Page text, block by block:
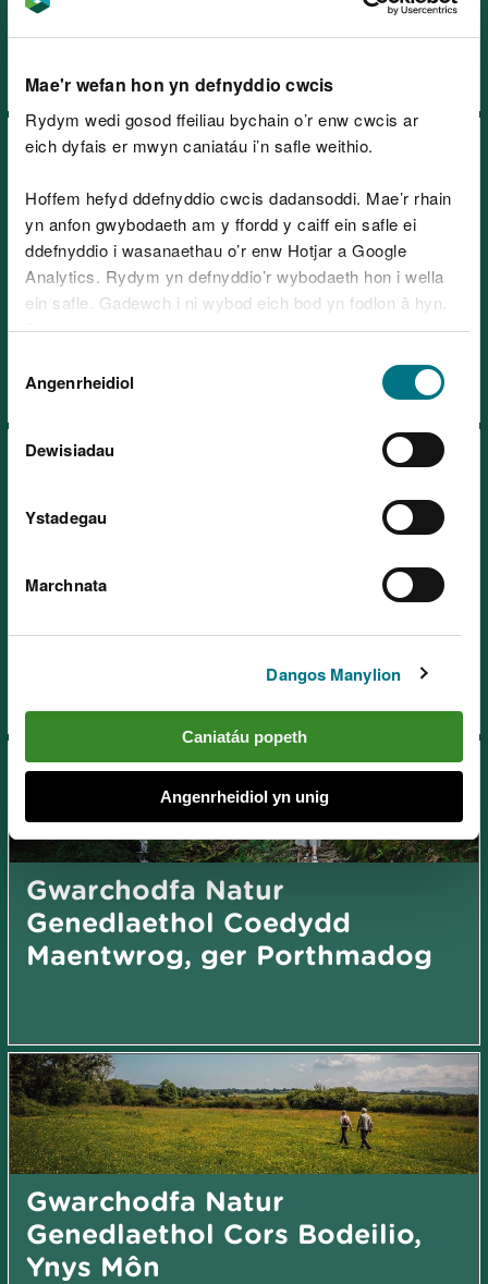
Mae'r wefan hon yn defnyddio cwcis
Rydym wedi gosod ffeiliau bychain o’r enw cwcis ar
eich dyfais er mwyn caniatáu i’n safle weithio.
Hoffem hefyd ddefnyddio cwcis dadansoddi. Mae’r rhain
yn anfon gwybodaeth am y ffordd y caiff ein safle ei
ddefnyddio i wasanaethau o’r enw Hotjar a Google
Analytics. Rydym yn defnyddio’r wybodaeth hon i wella
ein safle. Gadewch i ni wybod eich bod yn fodlon â hyn.
Byddwn yn defnyddio cwci i gadw eich dewis.
Gellirdarllen mwy am ein cwcis cyn i chi ddewis.
Caniatâd
Angenrheidiol
Dewisiadau
Ystadegau
Marchnata
Dangos Manylion
Caniatáu popeth
Angenrheidiol yn unig
Dolgellau
Parc Coedwig Coed y Brenin -
Tyddyn Gwladys, ger
Dolgellau
Gwarchodfa Natur
Genedlaethol Coedydd Aber,
ger Bangor
Gwarchodfa Natur
Genedlaethol Coedydd
Maentwrog, ger Porthmadog
Gwarchodfa Natur
Genedlaethol Cors Bodeilio,
Ynys Môn